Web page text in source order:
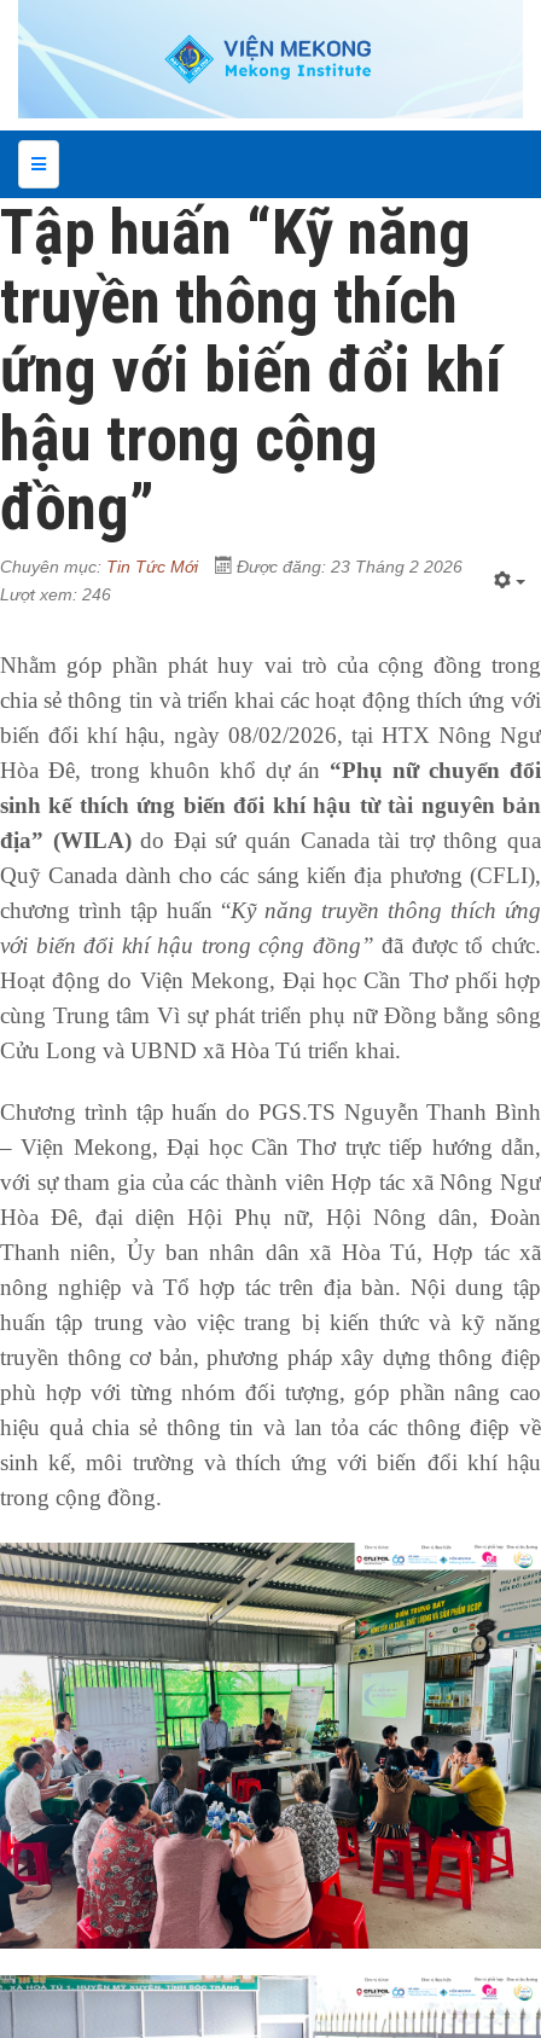
Tập huấn “Kỹ năng
truyền thông thích
ứng với biến đổi khí
hậu trong cộng
đồng”
Chuyên mục: Tin Tức Mới
Được đăng: 23 Tháng 2 2026
Lượt xem: 246
Nhằm góp phần phát huy vai trò của cộng đồng trong
chia sẻ thông tin và triển khai các hoạt động thích ứng với
biến đổi khí hậu, ngày 08/02/2026, tại HTX Nông Ngư
Hòa Đê, trong khuôn khổ dự án “Phụ nữ chuyển đổi
sinh kế thích ứng biến đổi khí hậu từ tài nguyên bản
địa” (WILA)do Đại sứ quán Canada tài trợ thông qua
Quỹ Canada dành cho các sáng kiến địa phương (CFLI),
chương trình tập huấn “Kỹ năng truyền thông thích ứng
với biến đổi khí hậu trong cộng đồng” đã được tổ chức.
Hoạt động do Viện Mekong, Đại học Cần Thơ phối hợp
cùng Trung tâm Vì sự phát triển phụ nữ Đồng bằng sông
Cửu Long và UBND xã Hòa Tú triển khai.
Chương trình tập huấn do PGS.TS Nguyễn Thanh Bình
– Viện Mekong, Đại học Cần Thơ trực tiếp hướng dẫn,
với sự tham gia của các thành viên Hợp tác xã Nông Ngư
Hòa Đê, đại diện Hội Phụ nữ, Hội Nông dân, Đoàn
Thanh niên, Ủy ban nhân dân xã Hòa Tú, Hợp tác xã
nông nghiệp và Tổ hợp tác trên địa bàn. Nội dung tập
huấn tập trung vào việc trang bị kiến thức và kỹ năng
truyền thông cơ bản, phương pháp xây dựng thông điệp
phù hợp với từng nhóm đối tượng, góp phần nâng cao
hiệu quả chia sẻ thông tin và lan tỏa các thông điệp về
sinh kế, môi trường và thích ứng với biến đổi khí hậu
trong cộng đồng.